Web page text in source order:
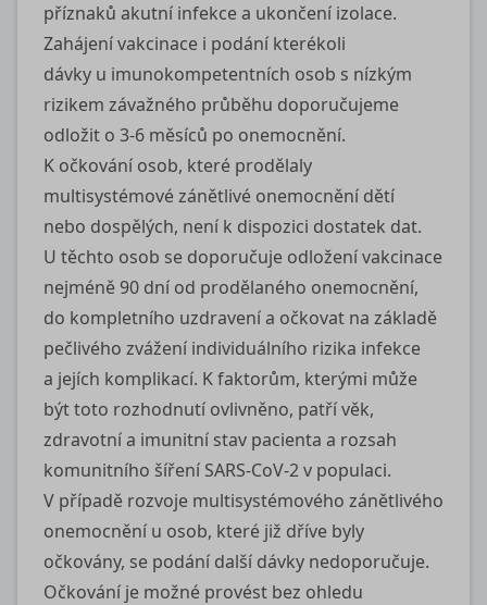
příznaků akutní infekce a ukončení izolace.
Zahájení vakcinace i podání kterékoli
dávky u imunokompetentních osob s nízkým
rizikem závažného průběhu doporučujeme
odložit o 3-6 měsíců po onemocnění.
K očkování osob, které prodělaly
multisystémové zánětlivé onemocnění dětí
nebo dospělých, není k dispozici dostatek dat.
U těchto osob se doporučuje odložení vakcinace
nejméně 90 dní od prodělaného onemocnění,
do kompletního uzdravení a očkovat na základě
pečlivého zvážení individuálního rizika infekce
a jejích komplikací. K faktorům, kterými může
být toto rozhodnutí ovlivněno, patří věk,
zdravotní a imunitní stav pacienta a rozsah
komunitního šíření SARS-CoV-2 v populaci.
V případě rozvoje multisystémového zánětlivého
onemocnění u osob, které již dříve byly
očkovány, se podání další dávky nedoporučuje.
Očkování je možné provést bez ohledu